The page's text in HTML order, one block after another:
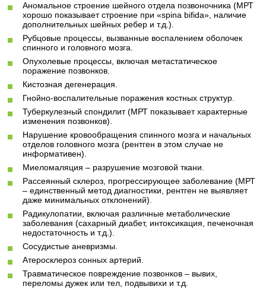
Аномальное строение шейного отдела позвоночника (МРТ
хорошо показывает строение при «spina bifida», наличие
дополнительных шейных ребер и т.д.).
Рубцовые процессы, вызванные воспалением оболочек
спинного и головного мозга.
Опухолевые процессы, включая метастатическое
поражение позвонков.
Кистозная дегенерация.
Гнойно-воспалительные поражения костных структур.
Туберкулезный спондилит (МРТ показывает характерные
изменения позвонков).
Нарушение кровообращения спинного мозга и начальных
отделов головного мозга (рентген в этом случае не
информативен).
Миеломаляция – разрушение мозговой ткани.
Рассеянный склероз, прогрессирующее заболевание (МРТ
– единственный метод диагностики, рентген не выявляет
даже минимальных отклонений).
Радикулопатии, включая различные метаболические
заболевания (сахарный диабет, интоксикация, печеночная
недостаточность и т.д.).
Сосудистые аневризмы.
Атеросклероз сонных артерий.
Травматическое повреждение позвонков – вывих,
переломы дужек или тел, подвывихи и т.д.